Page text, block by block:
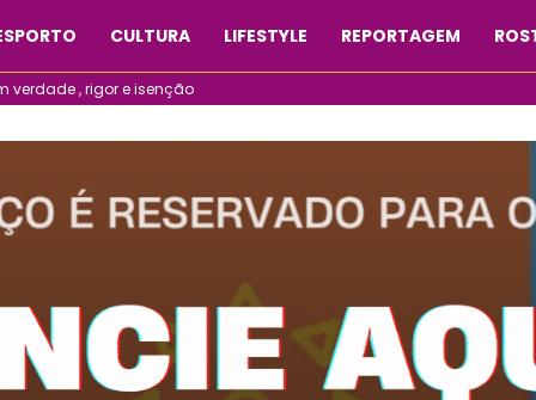
CULTURA LIFESTYLE REPORTAGEM
verdade , rigor e isenção